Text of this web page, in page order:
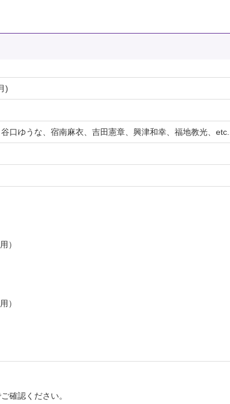
)
口ゆうな、宿南麻衣、吉田憲章、興津和幸、福地教光、etc...
）
）
確認ください。